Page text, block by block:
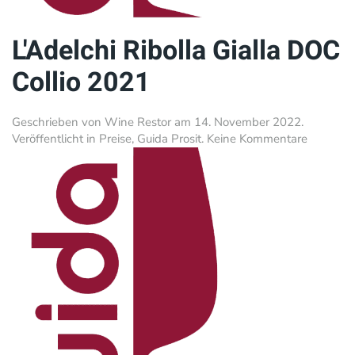
L'Adelchi Ribolla Gialla DOC
Collio 2021
Geschrieben von Wine Restor am 14. November 2022.
Veröffentlicht in Preise, Guida Prosit. Keine Kommentarezu